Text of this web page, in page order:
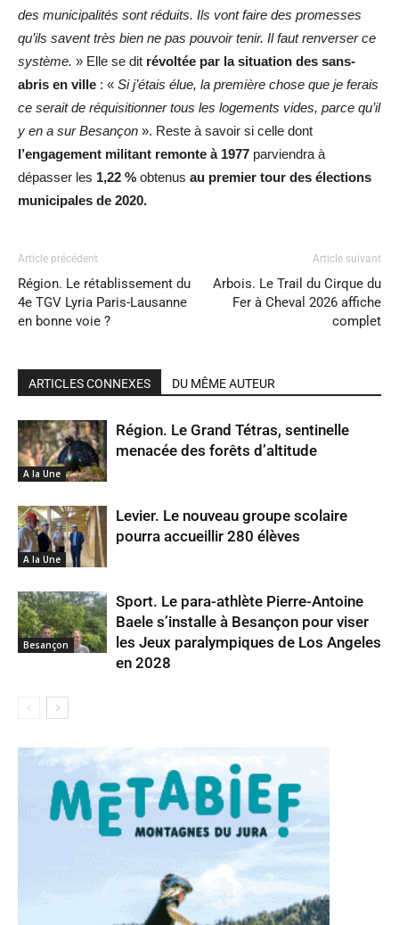
des municipalités sont réduits. Ils vont faire des promesses
qu’ils savent très bien ne pas pouvoir tenir. Il faut renverser ce
système. » Elle se dit révoltée par la situation des sans-
abris en ville : « Si j’étais élue, la première chose que je ferais
ce serait de réquisitionner tous les logements vides, parce qu’il
y en a sur Besançon ». Reste à savoir si celle dont
l’engagement militant remonte à 1977 parviendra à
dépasser les 1,22 % obtenus au premier tour des élections
municipales de 2020.
Article précédent
Région. Le rétablissement du
4e TGV Lyria Paris-Lausanne
en bonne voie ?
Article suivant
Arbois. Le Trail du Cirque du
Fer à Cheval 2026 affiche
complet
ARTICLES CONNEXES DU MÊME AUTEUR
A la Une
Région. Le Grand Tétras, sentinelle
menacée des forêts d’altitude
A la Une
Levier. Le nouveau groupe scolaire
pourra accueillir 280 élèves
Besançon
Sport. Le para-athlète Pierre-Antoine
Baele s’installe à Besançon pour viser
les Jeux paralympiques de Los Angeles
en 2028